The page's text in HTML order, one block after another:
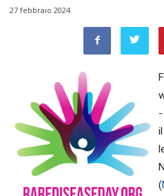
27 febbraio 2024
(